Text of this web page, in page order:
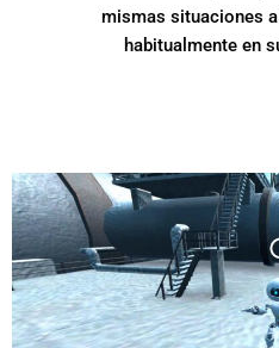
mismas situaciones
habitualmente en